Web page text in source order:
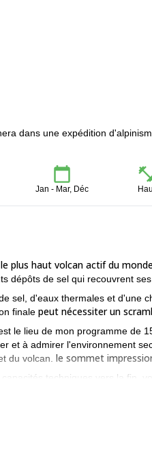
dans une expédition
Jan - Mar, Déc
plus haut volcan actif du
dépôts de sel qui recouvrent ses
sel, d'eaux thermales et d'une
finale peut nécessiter un
le lieu de mon programme de
et à admirer l'environnement
du volcan. le sommet
techniques vers la fin,